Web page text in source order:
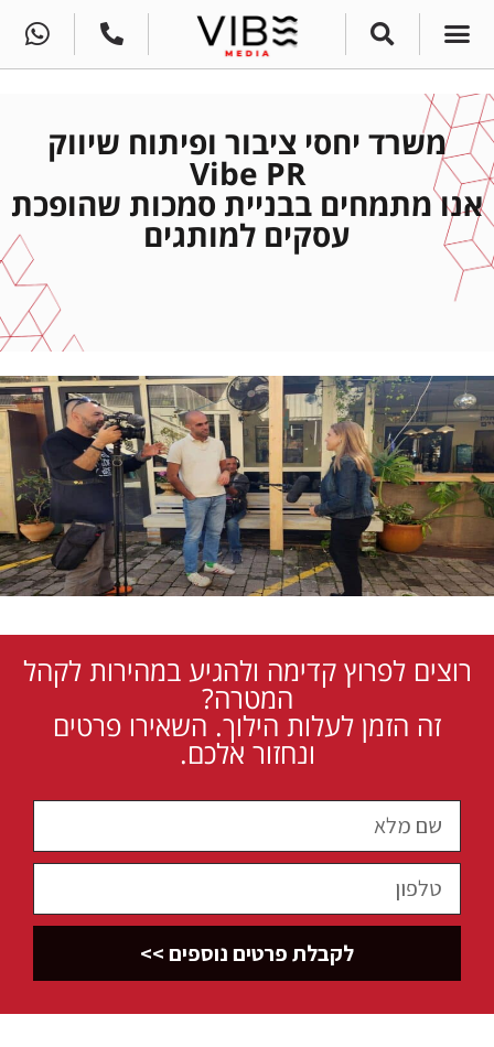
משרד יחסי ציבור ופיתוח שיווק
Vibe PR
אנו מתמחים בבניית סמכות שהופכת
עסקים למותגים
רוצים לפרוץ קדימה ולהגיע במהירות לקהל
המטרה?
זה הזמן לעלות הילוך. השאירו פרטים
ונחזור אלכם.
לקבלת פרטים נוספים >>